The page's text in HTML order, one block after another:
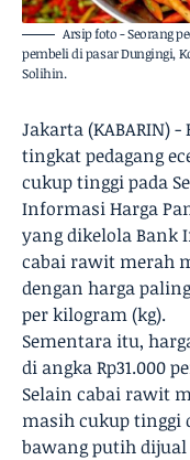
Arsip foto - Seorang
pembeli di pasar Dungingi,
Solihin.
Jakarta (KABARIN)
tingkat pedagang
cukup tinggi pada
Informasi Harga
yang dikelola Bank
cabai rawit merah
dengan harga
per kilogram (kg).
Sementara itu,
di angka Rp31.000
Selain cabai rawit
masih cukup tinggi
bawang putih dijual